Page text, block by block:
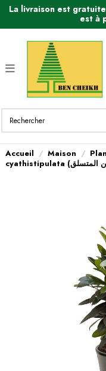
La livraison est
est à
Accueil Maison